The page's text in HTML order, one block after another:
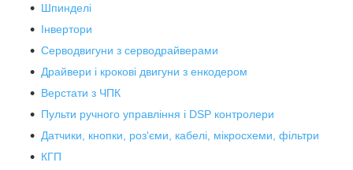
Шпинделі
Інвертори
Серводвигуни з серводрайверами
Драйвери і крокові двигуни з енкодером
Верстати з ЧПК
Пульти ручного управління і DSP контролери
Датчики, кнопки, роз'єми, кабелі, мікросхеми, фільтри
КГП